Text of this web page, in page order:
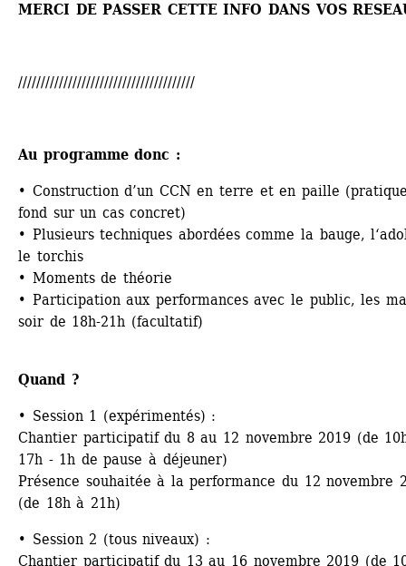
MERCI DE PASSER CETTE INFO DANS VOS
///////////////////////////////////////
Au programme donc :
• Construction d’un CCN en terre et en paille
fond sur un cas concret)
• Plusieurs techniques abordées comme la bauge,
le torchis
• Moments de théorie
• Participation aux performances avec le public, les
soir de 18h-21h (facultatif)
Quand ?
• Session 1 (expérimentés) :
Chantier participatif du 8 au 12 novembre 2019 (de
17h - 1h de pause à déjeuner)
Présence souhaitée à la performance du 12 novembre
(de 18h à 21h)
• Session 2 (tous niveaux) :
Chantier participatif du 13 au 16 novembre 2019 (de